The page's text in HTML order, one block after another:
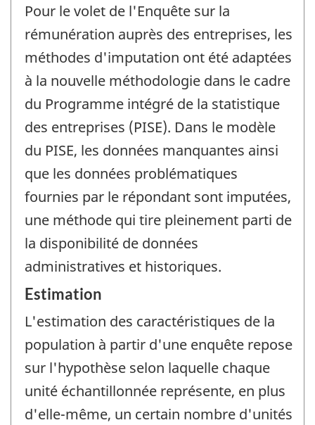
Pour le volet de l'Enquête sur la
rémunération auprès des entreprises, les
méthodes d'imputation ont été adaptées
à la nouvelle méthodologie dans le cadre
du Programme intégré de la statistique
des entreprises (PISE). Dans le modèle
du PISE, les données manquantes ainsi
que les données problématiques
fournies par le répondant sont imputées,
une méthode qui tire pleinement parti de
la disponibilité de données
administratives et historiques.
Estimation
L'estimation des caractéristiques de la
population à partir d'une enquête repose
sur l'hypothèse selon laquelle chaque
unité échantillonnée représente, en plus
d'elle-même, un certain nombre d'unités